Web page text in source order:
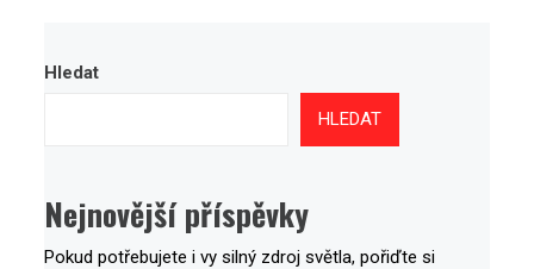
Hledat
HLEDAT
Nejnovější příspěvky
Pokud potřebujete i vy silný zdroj světla, pořiďte si